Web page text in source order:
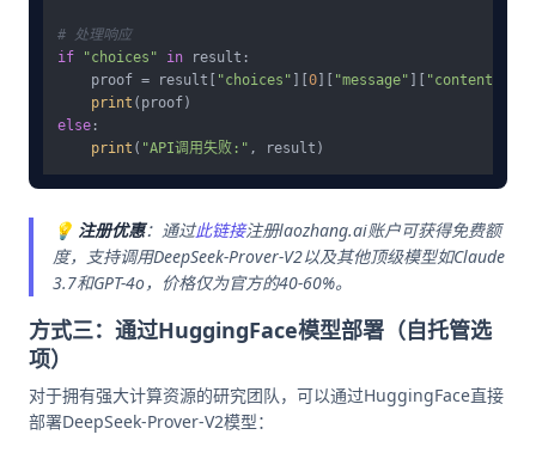
# 处理响应
if
"choices" in result:
    proof = result[
"choices" 0 "message" "content"
print
else :
print ( "API调用失败:"
💡 注册优惠：通过此链接注册laozhang.ai账户可获得免费额
度，支持调用DeepSeek-Prover-V2以及其他顶级模型如Claude
3.7和GPT-4o，价格仅为官方的40-60%。
方式三：通过HuggingFace模型部署（自托管选
项）
对于拥有强大计算资源的研究团队，可以通过HuggingFace直接
部署DeepSeek-Prover-V2模型：